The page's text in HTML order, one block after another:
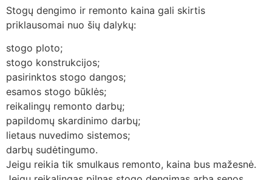
Stogų dengimo ir remonto kaina gali skirtis
priklausomai nuo šių dalykų:
stogo ploto;
stogo konstrukcijos;
pasirinktos stogo dangos;
esamos stogo būklės;
reikalingų remonto darbų;
papildomų skardinimo darbų;
lietaus nuvedimo sistemos;
darbų sudėtingumo.
Jeigu reikia tik smulkaus remonto, kaina bus mažesnė.